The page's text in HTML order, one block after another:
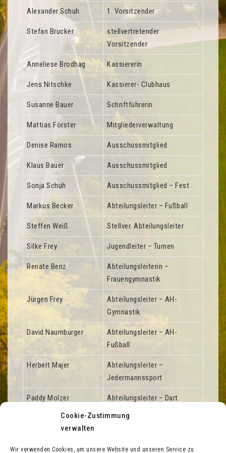
Cookie-Zustimmung
verwalten
Wir verwenden Cookies, um unsere Website und unseren Service zu
Alexander Schuh 1. Vorsitzender
Stefan Brucker
stellvertretender
Vorsitzender
Anneliese Brodhag Kassiererin
Jens Nitschke Kassierer- Clubhaus
Susanne Bauer Schriftführerin
Mattias Förster Mitgliederverwaltung
Denise Ramos Ausschussmitglied
Klaus Bauer Ausschussmitglied
Sonja Schuh Ausschussmitglied – Fest
Markus Becker Abteilungsleiter – Fußball
Steffen Weiß Stellver. Abteilungsleiter
Silke Frey Jugendleiter – Turnen
Renate Benz
Abteilungsleiterin –
Frauengymnastik
Jürgen Frey
Abteilungsleiter – AH-
Gymnastik
David Naumburger
Abteilungsleiter – AH-
Fußball
Herbert Majer
Abteilungsleiter –
Jedermannssport
Paddy Molzer Abteilungsleiter – Dart
Nick Kesselgruber
Abteilungsleiter –